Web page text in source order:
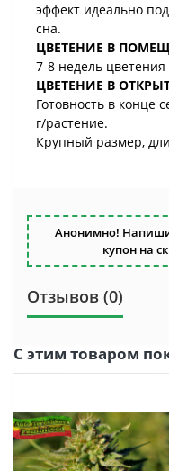
эффект идеально
сна.
ЦВЕТЕНИЕ В
7-8 недель
ЦВЕТЕНИЕ В
Готовность в конце
г/растение.
Крупный размер,
Анонимно! Напиши
купон на
Отзывов (0)
С этим товаром